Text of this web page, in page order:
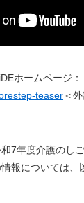
ホームページ：
teaser＜
7年度介護のし
報については、